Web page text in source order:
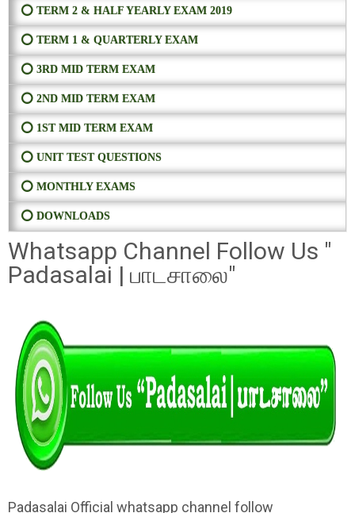
⭕ TERM 2 & HALF YEARLY EXAM 2019
⭕ TERM 1 & QUARTERLY EXAM
⭕ 3RD MID TERM EXAM
⭕ 2ND MID TERM EXAM
⭕ 1ST MID TERM EXAM
⭕ UNIT TEST QUESTIONS
⭕ MONTHLY EXAMS
⭕ DOWNLOADS
Whatsapp Channel Follow Us "
Padasalai | பாடசாலை"
Padasalai Official whatsapp channel follow